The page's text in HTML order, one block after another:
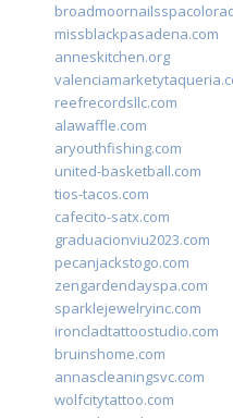
missblackpasadena.com
anneskitchen.org
reefrecordsllc.com
alawaffle.com
aryouthfishing.com
united-basketball.com
tios-tacos.com
cafecito-satx.com
graduacionviu2023.com
pecanjackstogo.com
zengardendayspa.com
sparklejewelryinc.com
ironcladtattoostudio.com
bruinshome.com
annascleaningsvc.com
wolfcitytattoo.com